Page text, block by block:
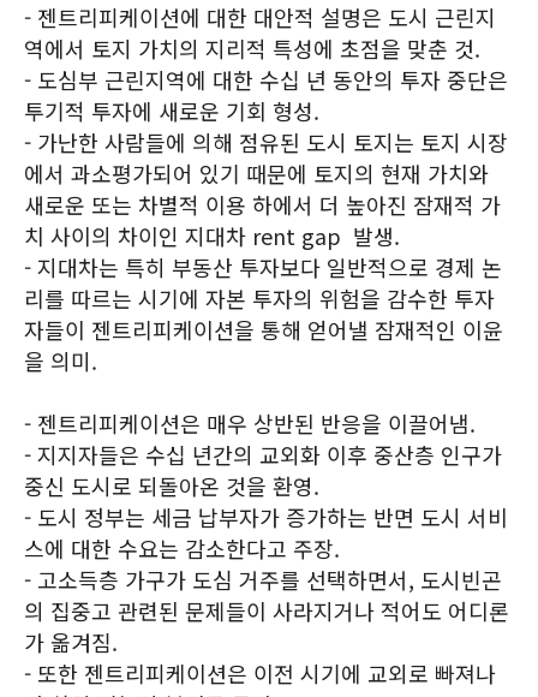
- 젠트리피케이션에 대한 대안적 설명은 도시 근린지
역에서 토지 가치의 지리적 특성에 초점을 맞춘 것.
- 도심부 근린지역에 대한 수십 년 동안의 투자 중단은
투기적 투자에 새로운 기회 형성.
- 가난한 사람들에 의해 점유된 도시 토지는 토지 시장
에서 과소평가되어 있기 때문에 토지의 현재 가치와
새로운 또는 차별적 이용 하에서 더 높아진 잠재적 가
치 사이의 차이인 지대차 rent gap 발생.
- 지대차는 특히 부동산 투자보다 일반적으로 경제 논
리를 따르는 시기에 자본 투자의 위험을 감수한 투자
자들이 젠트리피케이션을 통해 얻어낼 잠재적인 이윤
을 의미.
- 젠트리피케이션은 매우 상반된 반응을 이끌어냄.
- 지지자들은 수십 년간의 교외화 이후 중산층 인구가
중신 도시로 되돌아온 것을 환영.
- 도시 정부는 세금 납부자가 증가하는 반면 도시 서비
스에 대한 수요는 감소한다고 주장.
- 고소득층 가구가 도심 거주를 선택하면서, 도시빈곤
의 집중고 관련된 문제들이 사라지거나 적어도 어디론
가 옮겨짐.
- 또한 젠트리피케이션은 이전 시기에 교외로 빠져나